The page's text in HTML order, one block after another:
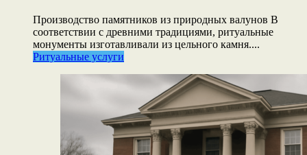
Производство памятников из природных валунов В
соответствии с древними традициями, ритуальные
монументы изготавливали из цельного камня....
Ритуальные услуги